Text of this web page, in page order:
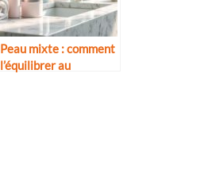
Peau mixte : comment
l’équilibrer au